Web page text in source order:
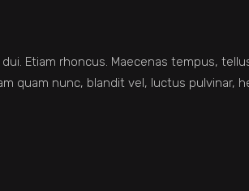
Etiam rhoncus. Maecenas tempus,
quam nunc, blandit vel, luctus pulvinar,